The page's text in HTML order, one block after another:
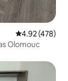
Calificación
4.92 (478)
Olomouc